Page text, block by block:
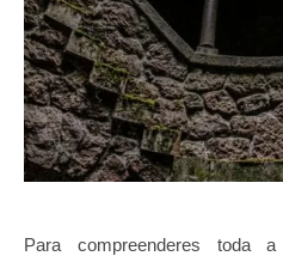
Para compreenderes toda